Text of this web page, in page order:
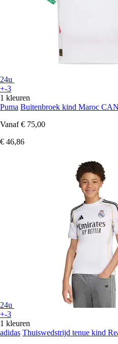
24u
+-3
1 kleuren
Puma Buitenbroek kind Maroc
Vanaf € 75,00
€ 46,86
24u
+-3
1 kleuren
adidas Thuiswedstrijd tenue kind